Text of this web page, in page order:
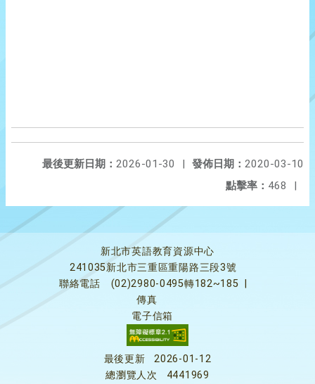
發佈日期： 2020-03-10
最後更新日期： 2026-01-30
|
點擊率： 468 |
新北市英語教育資源中心
241035新北市三重區重陽路三段3號
聯絡電話
(02)2980-0495轉182~185
傳真
電子信箱
最後更新
2026-01-12
總瀏覽人次
4441969